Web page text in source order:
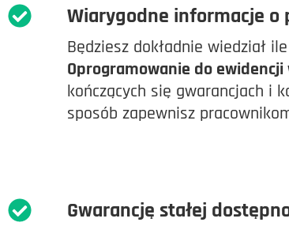
Wiarygodne informacje o
Będziesz dokładnie wiedział
Oprogramowanie do
kończących się gwarancjach i
sposób zapewnisz
Gwarancję stałej